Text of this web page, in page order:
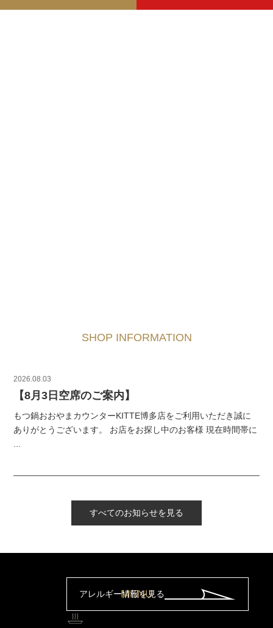
SHOP INFORMATION
2026.08.03
【8月3日空席のご案内】
もつ鍋おおやまカウンターKITTE博多店をご利用いただき誠に
ありがとうございます。 お店をお探し中のお客様 現在時間帯に
すべてのお知らせを見る
MENU
アレルギー情報を見る